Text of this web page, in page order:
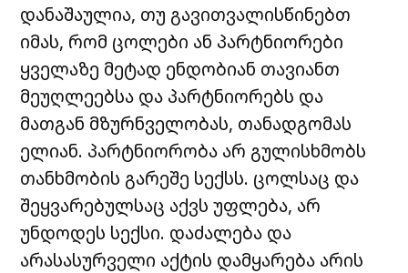
დანაშაულია, თუ გავითვალისწინებთ
იმას, რომ ცოლები ან პარტნიორები
ყველაზე მეტად ენდობიან თავიანთ
მეუღლეებსა და პარტნიორებს და
მათგან მზურნველობას, თანადგომას
ელიან. პარტნიორობა არ გულისხმობს
თანხმობის გარეშე სექსს. ცოლსაც და
შეყვარებულსაც აქვს უფლება, არ
უნდოდეს სექსი. დაძალება და
არასასურველი აქტის დამყარება არის